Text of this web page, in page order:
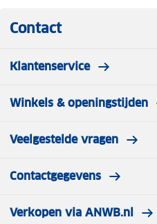
Contact
Klantenservice
Winkels & openingstijden
Veelgestelde vragen
Contactgegevens
Verkopen via ANWB.nl